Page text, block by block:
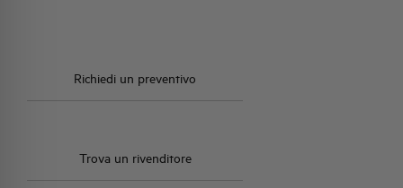
Richiedi un preventivo
Trova un rivenditore